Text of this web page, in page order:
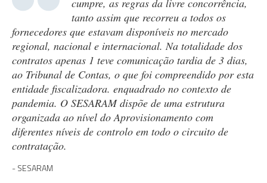
cumpre, as regras da livre concorrência,
tanto assim que recorreu a todos os
fornecedores que estavam disponíveis no mercado
regional, nacional e internacional. Na totalidade dos
contratos apenas 1 teve comunicação tardia de 3 dias,
ao Tribunal de Contas, o que foi compreendido por esta
entidade fiscalizadora. enquadrado no contexto de
pandemia. O SESARAM dispõe de uma estrutura
organizada ao nível do Aprovisionamento com
diferentes níveis de controlo em todo o circuito de
contratação.
SESARAM